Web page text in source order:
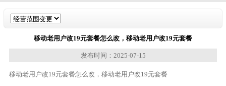
移动老用户改19元套餐怎么改，移动老用户改19元套餐
发布时间：2025-07-15
移动老用户改19元套餐怎么改，移动老用户改19元套餐